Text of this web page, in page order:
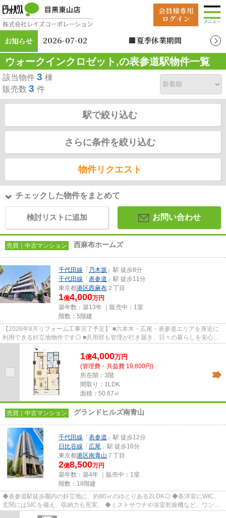
お知らせ 2026-07-02
■夏季休業期間
2026年8月12日（水）
～2026年8月19日
（水）
ウォークインクロゼット,の表参道駅物件一覧
該当物件 3 棟
販売数 3 件
駅で絞り込む
さらに条件を絞り込む
物件リクエスト
チェックした物件をまとめて
検討リストに追加 お問い合わせ
売買｜中古マンション 西麻布ホームズ
千代田線 「 乃木坂 」駅 徒歩8分
千代田線 「 表参道 」駅 徒歩11分
東京都港区西麻布 ２丁目
1億4,000万円
築年数：築13年 ｜販売中： 1室
階数：5階建
【2026年8月リフォーム工事完了予定】 ■六本木・広尾・表参道エリアを身近に
利用できる好立地物件です◎ ■共用部も管理が行き届き、日々の暮らしを安心し
て暮らせます。 ■落ち着いた街...
1億4,000万円
(管理費・共益費 19,800円)
所在階：3階
間取り：1LDK
面積：50.67㎡
売買｜中古マンション グランドヒルズ南青山
千代田線 「 表参道 」駅 徒歩12分
日比谷線 「 広尾 」駅 徒歩16分
東京都港区南青山 ７丁目
2億8,500万円
築年数：築4年 ｜販売中： 1室
階数：18階建
◆表参道駅徒歩圏内の好立地に、約80㎡のゆとりある2LDK◎ ◆各洋室にWIC、
玄関にはSICを備え、収納力も充実。 ◆ミストサウナや浴室乾燥機など、ワンラ
ンク上の設備仕様♪ ◆ペット飼育も可...